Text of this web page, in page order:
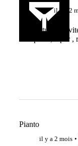
il y a 2
Si tu tapes
place, taper
Pianto
il y a 2 mois